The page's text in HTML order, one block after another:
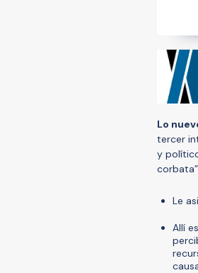
Lo
tercer
y
Le
Allí